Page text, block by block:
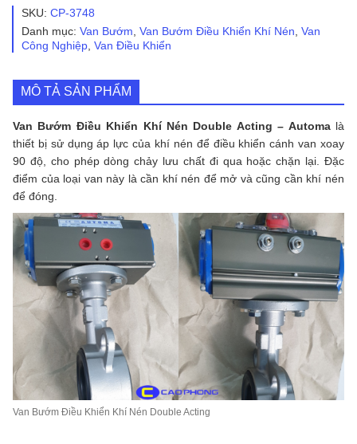
Khiển
Nén
Double
-
Automa
số
lượng
SKU: CP-3748
Danh mục: Van Bướm, Van Bướm Điều Khiển Khí Nén, Van
Công Nghiệp, Van Điều Khiển
MÔ TẢ SẢN PHẨM
Van Bướm Điều Khiển Khí Nén Double Acting – Automa là
thiết bị sử dụng áp lực của khí nén để điều khiển cánh van xoay
90 độ, cho phép dòng chảy lưu chất đi qua hoặc chặn lại. Đặc
điểm của loại van này là cần khí nén để mở và cũng cần khí nén
để đóng.
Van Bướm Điều Khiển Khí Nén Double Acting